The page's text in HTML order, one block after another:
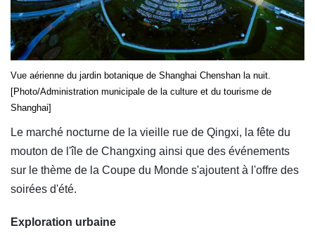
Vue aérienne du jardin botanique de Shanghai Chenshan la nuit.
[Photo/Administration municipale de la culture et du tourisme de
Shanghai]
Le marché nocturne de la vieille rue de Qingxi, la fête du
mouton de l'île de Changxing ainsi que des événements
sur le thème de la Coupe du Monde s'ajoutent à l'offre des
soirées d'été.
Exploration urbaine